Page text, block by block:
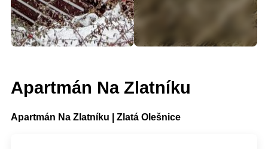
Apartmán Na Zlatníku
Apartmán Na Zlatníku | Zlatá Olešnice